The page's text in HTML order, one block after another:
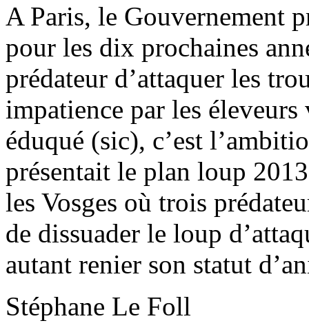
A Paris, le Gouvernement
pour les dix prochaines
prédateur d’attaquer les
impatience par les
éduqué (sic), c’est
présentait le plan loup
les Vosges où trois
de dissuader le loup
autant renier son statut
Stéphane Le Foll